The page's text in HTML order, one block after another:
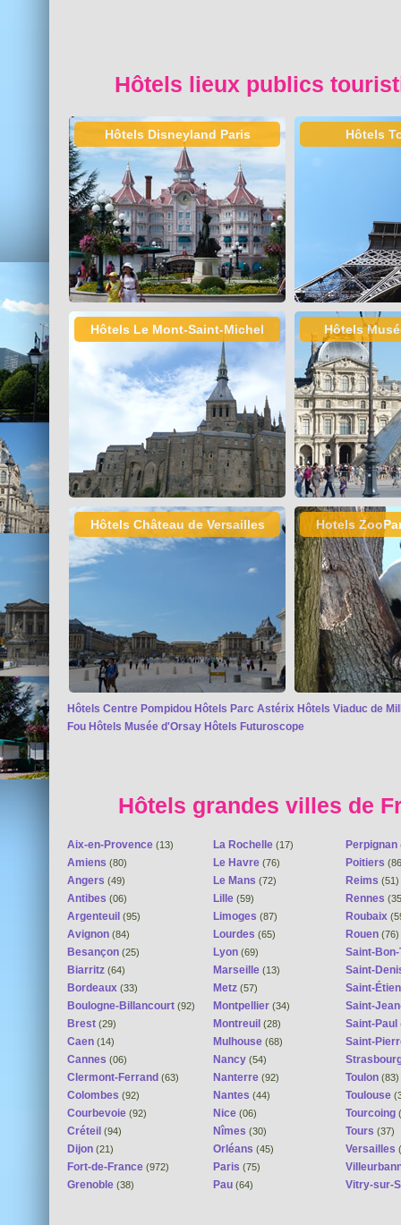
Hôtels lieux publics
Hôtels Disneyland Paris Hôtels
Hôtels Le Mont-Saint-Michel Hôtels
Hôtels Château de Versailles Hotels
Hôtels Centre Pompidou Hôtels Parc Astérix Hôtels Viaduc de
Fou Hôtels Musée d'Orsay Hôtels Futuroscope
Hôtels grandes villes de
Aix-en-Provence (13)
Amiens (80)
Angers (49)
Antibes (06)
Argenteuil (95)
Avignon (84)
Besançon (25)
Biarritz (64)
Bordeaux (33)
Boulogne-Billancourt (92)
Brest (29)
Caen (14)
Cannes (06)
Clermont-Ferrand (63)
Colombes (92)
Courbevoie (92)
Créteil (94)
Dijon (21)
Fort-de-France (972)
Grenoble (38)
La Rochelle (17)
Le Havre (76)
Le Mans (72)
Lille (59)
Limoges (87)
Lourdes (65)
Lyon (69)
Marseille (13)
Metz (57)
Montpellier (34)
Montreuil (28)
Mulhouse (68)
Nancy (54)
Nanterre (92)
Nantes (44)
Nice (06)
Nîmes (30)
Orléans (45)
Paris (75)
Pau (64)
Perpignan
Poitiers
Reims (51)
Rennes
Roubaix
Rouen (76)
Saint-
Saint-
Saint-
Saint-
Saint-Paul
Saint-
Toulon (83)
Toulouse
Tourcoing
Tours (37)
Versailles
Vitry-sur-